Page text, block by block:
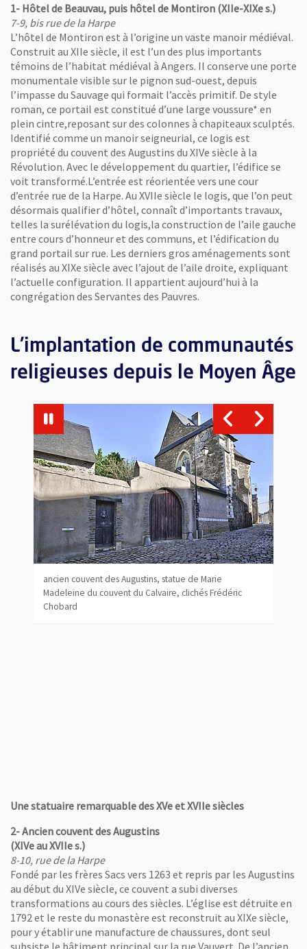
1- Hôtel de Beauvau, puis hôtel de Montiron (XIIe-XIXe s.)
7-9, bis rue de la Harpe
L’hôtel de Montiron est à l’origine un vaste manoir médiéval.
Construit au XIIe siècle, il est l’un des plus importants
témoins de l’habitat médiéval à Angers. Il conserve une porte
monumentale visible sur le pignon sud-ouest, depuis
l’impasse du Sauvage qui formait l’accès primitif. De style
roman, ce portail est constitué d’une large voussure* en
plein cintre,reposant sur des colonnes à chapiteaux sculptés.
Identifié comme un manoir seigneurial, ce logis est
propriété du couvent des Augustins du XIVe siècle à la
Révolution. Avec le développement du quartier, l’édifice se
voit transformé.L’entrée est réorientée vers une cour
d’entrée rue de la Harpe. Au XVIIe siècle le logis, que l’on peut
désormais qualifier d’hôtel, connaît d’importants travaux,
telles la surélévation du logis,la construction de l’aile gauche
entre cours d’honneur et des communs, et l’édification du
grand portail sur rue. Les derniers gros aménagements sont
réalisés au XIXe siècle avec l’ajout de l’aile droite, expliquant
l’actuelle configuration. Il appartient aujourd’hui à la
congrégation des Servantes des Pauvres.
L'implantation de communautés
religieuses depuis le Moyen Âge
Une statuaire remarquable des XVe et XVIIe siècles
2- Ancien couvent des Augustins
(XIVe au XVIIe s.)
8-10, rue de la Harpe
Fondé par les frères Sacs vers 1263 et repris par les Augustins
au début du XIVe siècle, ce couvent a subi diverses
transformations au cours des siècles. L’église est détruite en
1792 et le reste du monastère est reconstruit au XIXe siècle,
pour y établir une manufacture de chaussures, dont seul
subsiste le bâtiment principal sur la rue Vauvert. De l’ancien